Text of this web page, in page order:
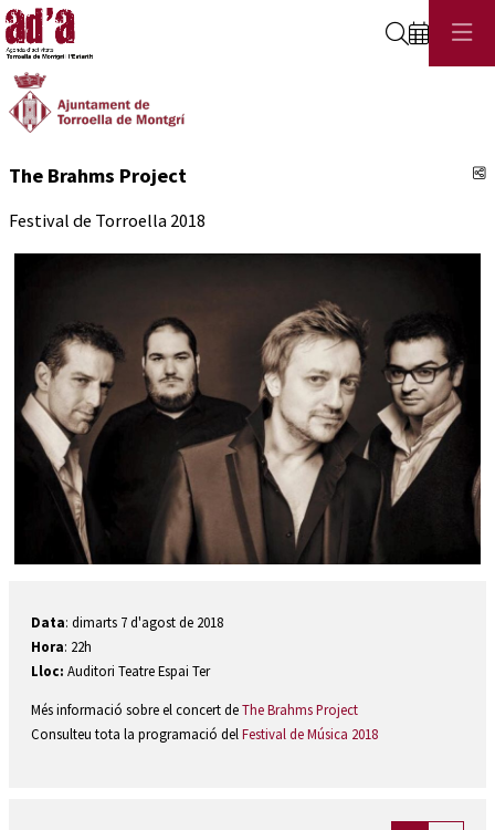
Cerca
The Brahms Project
Festival de Torroella 2018
Data: dimarts 7 d'agost de 2018
Hora: 22h
Lloc: Auditori Teatre Espai Ter
Més informació sobre el concert deThe Brahms Project
Consulteu tota la programació del Festival de Música 2018